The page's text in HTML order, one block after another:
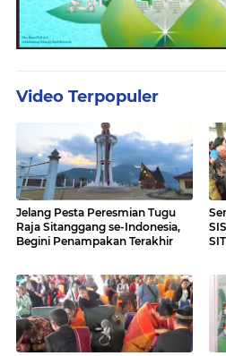
Video Terpopuler
Jelang Pesta Peresmian Tugu
Raja Sitanggang se-Indonesia,
Begini Penampakan Terakhir